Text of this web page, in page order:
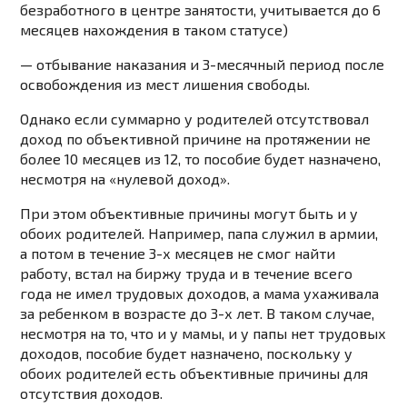
безработного в центре занятости, учитывается до 6
месяцев нахождения в таком статусе)
— отбывание наказания и 3-месячный период после
освобождения из мест лишения свободы.
Однако если суммарно у родителей отсутствовал
доход по объективной причине на протяжении не
более 10 месяцев из 12, то пособие будет назначено,
несмотря на «нулевой доход».
При этом объективные причины могут быть и у
обоих родителей. Например, папа служил в армии,
а потом в течение 3-х месяцев не смог найти
работу, встал на биржу труда и в течение всего
года не имел трудовых доходов, а мама ухаживала
за ребенком в возрасте до 3-х лет. В таком случае,
несмотря на то, что и у мамы, и у папы нет трудовых
доходов, пособие будет назначено, поскольку у
обоих родителей есть объективные причины для
отсутствия доходов.